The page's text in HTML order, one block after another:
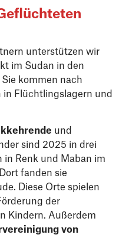
unterstützen wir
im Sudan in den
kommen nach
in Flüchtlingslagern und
und
sind 2025 in drei
in Renk und Maban im
fanden sie
Diese Orte spielen
der
Kindern. Außerdem
von